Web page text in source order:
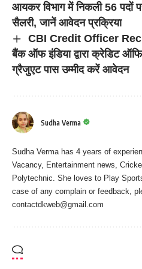
आयकर विभाग में निकली 56 पदों
सैलरी, जानें आवेदन प्रक्रिया
CBI Credit Officer
बैंक ऑफ इंडिया द्वारा क्रेडिट
ग्रैजुएट पास उम्मीद करें आवेदन
Sudha Verma
Sudha Verma has 4 years of
Vacancy, Entertainment news,
Polytechnic. She loves to Play
case of any complain or feedback,
contactdkweb@gmail.com